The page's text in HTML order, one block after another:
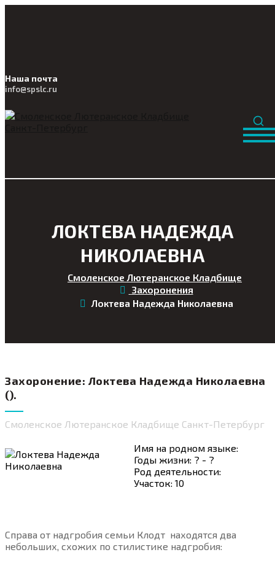
Наша почта
info@spslc.ru
ЛОКТЕВА НАДЕЖДА
НИКОЛАЕВНА
Смоленское Лютеранское Кладбище
Захоронения
Локтева Надежда Николаевна
Захоронение: Локтева Надежда Николаевна
().
Смоленское Лютеранское Кладбище Санкт-Петербург
Имя на родном языке:
Годы жизни: ? - ?
Род деятельности:
Участок: 10
Справа от надгробия семьи Клодт находятся два
небольших, схожих по стилистике надгробия: